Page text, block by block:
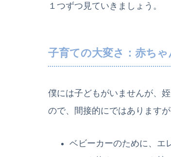
１つずつ見ていきましょう。
子育ての大変さ：赤ち
僕には子どもがいませんが、
ので、間接的にではあります
ベビーカーのために、エ